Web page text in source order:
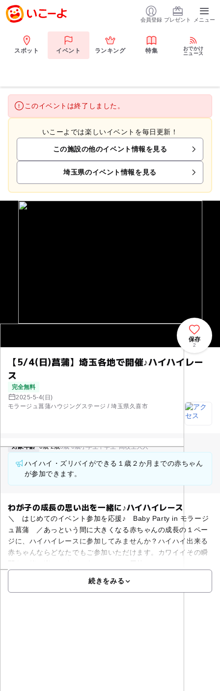
会員登録 プレゼント メニュー
スポット イベント ランキング 特集
おでかけ
ニュース
このイベントは終了しました。
いこーよでは楽しいイベントを毎日更新！
この施設の他のイベント情報を見る
埼玉県のイベント情報を見る
【5/4(日)菖蒲】埼玉各地で開催♪ハイハイレー
ス
完全無料
2025-5-4(日)
モラージュ菖蒲ハウジングステージ / 埼玉県久喜市
保存
2
対象年齢 0歳-2歳3歳-6歳小学生中学生･高校生大人
ハイハイ・ズリバイができる１歳２か月までの赤ちゃん
が参加できます。
わが子の成長の思い出を一緒に♪ハイハイレース
＼ はじめてのイベント参加を応援♪ Baby Party in モラージ
ュ菖蒲 ／あっという間に大きくなる赤ちゃんの成⾧の１ペー
ジに、ハイハイレースに参加してみませんか？ハイハイ出来る
赤ちゃんならどなたでもご参加いただけます。カワイイその瞬
間を一緒に楽しみましょう！レースは屋外で
続きをみる